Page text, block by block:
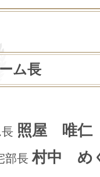
ム長
照屋 唯仁
部長村中 め